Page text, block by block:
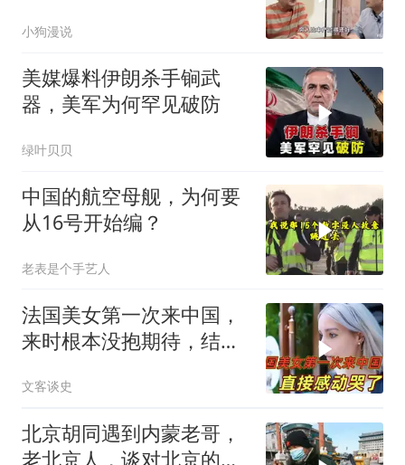
小狗漫说
美媒爆料伊朗杀手锏武
器，美军为何罕见破防
绿叶贝贝
中国的航空母舰，为何要
从16号开始编？
老表是个手艺人
法国美女第一次来中国，
来时根本没抱期待，结果
文客谈史
北京胡同遇到内蒙老哥，
老北京人，谈对北京的看